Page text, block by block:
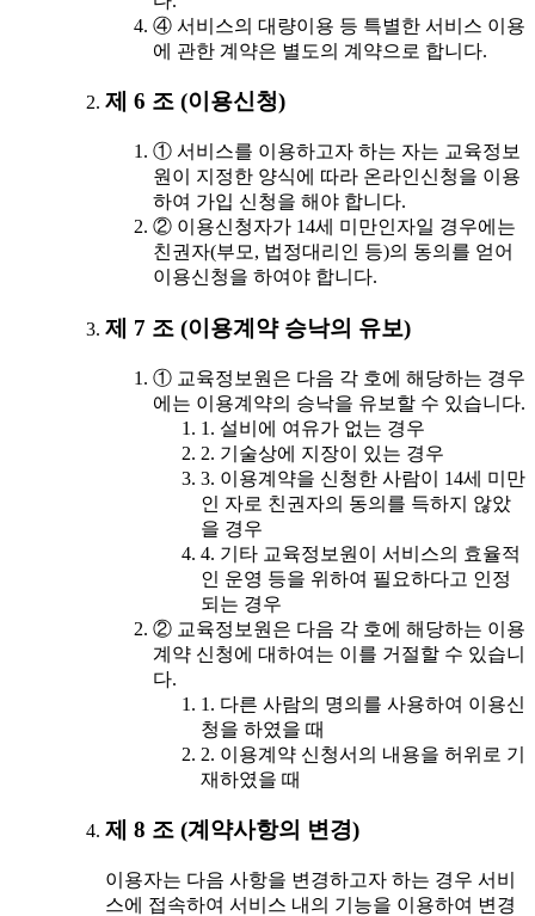
④ 서비스의 대량이용 등 특별한 서비스 이용
에 관한 계약은 별도의 계약으로 합니다.
제 6 조 (이용신청)
① 서비스를 이용하고자 하는 자는 교육정보
원이 지정한 양식에 따라 온라인신청을 이용
하여 가입 신청을 해야 합니다.
② 이용신청자가 14세 미만인자일 경우에는
친권자(부모, 법정대리인 등)의 동의를 얻어
이용신청을 하여야 합니다.
제 7 조 (이용계약 승낙의 유보)
① 교육정보원은 다음 각 호에 해당하는 경우
에는 이용계약의 승낙을 유보할 수 있습니다.
1. 설비에 여유가 없는 경우
2. 기술상에 지장이 있는 경우
3. 이용계약을 신청한 사람이 14세 미만
인 자로 친권자의 동의를 득하지 않았
을 경우
4. 기타 교육정보원이 서비스의 효율적
인 운영 등을 위하여 필요하다고 인정
되는 경우
② 교육정보원은 다음 각 호에 해당하는 이용
계약 신청에 대하여는 이를 거절할 수 있습니
다.
1. 다른 사람의 명의를 사용하여 이용신
청을 하였을 때
2. 이용계약 신청서의 내용을 허위로 기
재하였을 때
제 8 조 (계약사항의 변경)
이용자는 다음 사항을 변경하고자 하는 경우 서비
스에 접속하여 서비스 내의 기능을 이용하여 변경